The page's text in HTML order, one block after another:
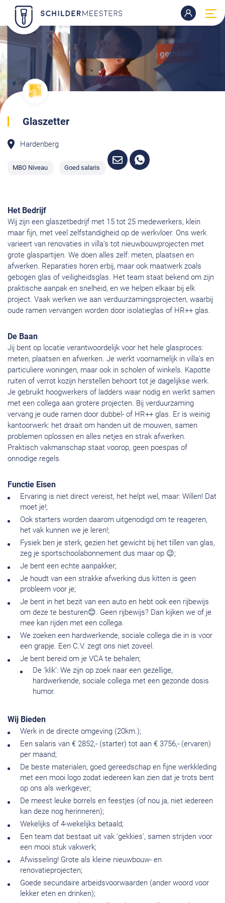
Glaszetter
Hardenberg
MBO Niveau Goed salaris
Het Bedrijf
Wij zijn een glaszetbedrijf met 15 tot 25 medewerkers, klein
maar fijn, met veel zelfstandigheid op de werkvloer. Ons werk
varieert van renovaties in villa’s tot nieuwbouwprojecten met
grote glaspartijen. We doen alles zelf: meten, plaatsen en
afwerken. Reparaties horen erbij, maar ook maatwerk zoals
gebogen glas of veiligheidsglas. Het team staat bekend om zijn
praktische aanpak en snelheid, en we helpen elkaar bij elk
project. Vaak werken we aan verduurzamingsprojecten, waarbij
oude ramen vervangen worden door isolatieglas of HR++ glas.
De Baan
Jij bent op locatie verantwoordelijk voor het hele glasproces:
meten, plaatsen en afwerken. Je werkt voornamelijk in villa’s en
particuliere woningen, maar ook in scholen of winkels. Kapotte
ruiten of verrot kozijn herstellen behoort tot je dagelijkse werk.
Je gebruikt hoogwerkers of ladders waar nodig en werkt samen
met een collega aan grotere projecten. Bij verduurzaming
vervang je oude ramen door dubbel- of HR++ glas. Er is weinig
kantoorwerk: het draait om handen uit de mouwen, samen
problemen oplossen en alles netjes en strak afwerken.
Praktisch vakmanschap staat voorop, geen poespas of
onnodige regels.
Functie Eisen
Ervaring is niet direct vereist, het helpt wel, maar: Willen! Dat
moet je!;
Ook starters worden daarom uitgenodigd om te reageren,
het vak kunnen we je leren!;
Fysiek ben je sterk, gezien het gewicht bij het tillen van glas,
zeg je sportschoolabonnement dus maar op 😉;
Je bent een echte aanpakker;
Je houdt van een strakke afwerking dus kitten is geen
probleem voor je;
Je bent in het bezit van een auto en hebt ook een rijbewijs
om deze te besturen😊. Geen rijbewijs? Dan kijken we of je
mee kan rijden met een collega.
We zoeken een hardwerkende, sociale collega die in is voor
een grapje. Een C.V. zegt ons niet zoveel.
Je bent bereid om je VCA te behalen;
De ‘klik’: We zijn op zoek naar een gezellige,
hardwerkende, sociale collega met een gezonde dosis
humor.
Wij Bieden
Werk in de directe omgeving (20km.);
Een salaris van € 2852,- (starter) tot aan € 3756,- (ervaren)
per maand;
De beste materialen, goed gereedschap en fijne werkkleding
met een mooi logo zodat iedereen kan zien dat je trots bent
op ons als werkgever;
De meest leuke borrels en feestjes (of nou ja, niet iedereen
kan deze nog herinneren);
Wekelijks of 4-wekelijks betaald;
Een team dat bestaat uit vak ‘gekkies’, samen strijden voor
een mooi stuk vakwerk;
Afwisseling! Grote als kleine nieuwbouw- en
renovatieprojecten;
Goede secundaire arbeidsvoorwaarden (ander woord voor
lekker eten en drinken);